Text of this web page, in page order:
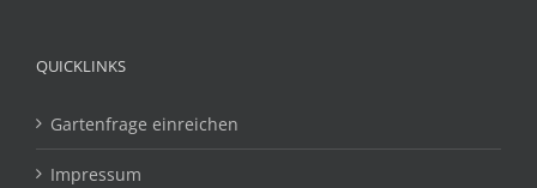
QUICKLINKS
Gartenfrage einreichen
Impressum